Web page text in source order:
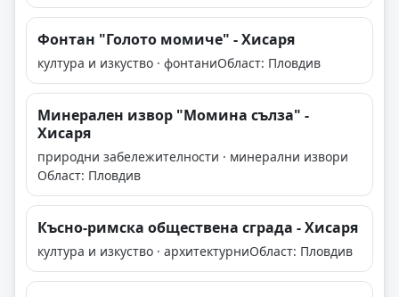
Фонтан "Голото момиче" - Хисаря
култура и изкуство · фонтаниОбласт: Пловдив
Минерален извор "Момина сълза" -
Хисаря
природни забележителности · минерални извори
Област: Пловдив
Късно-римска обществена сграда - Хисаря
култура и изкуство · архитектурниОбласт: Пловдив